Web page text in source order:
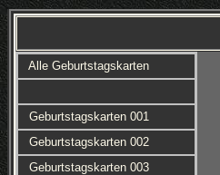
Alle Geburtstagskarten
Geburtstagskarten 001
Geburtstagskarten 002
Geburtstagskarten 003